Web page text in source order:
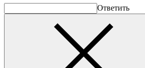
Ответить